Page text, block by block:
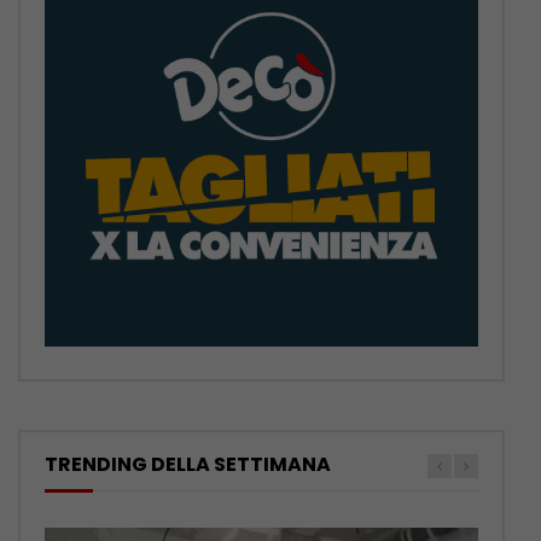
TRENDING DELLA SETTIMANA